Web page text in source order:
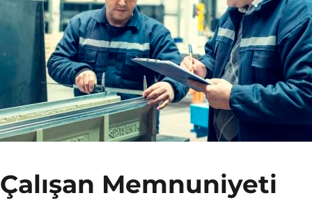
Çalışan Memnuniyeti